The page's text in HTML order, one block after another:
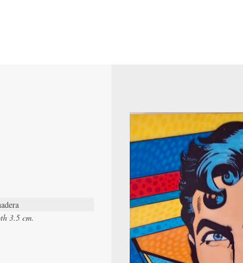
3.5 cm.